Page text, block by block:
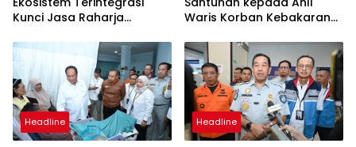
Kunci Jasa Raharja
Maksimal Kepada
Masyarakat
Waris Korban Kebakaran
Headline Headline